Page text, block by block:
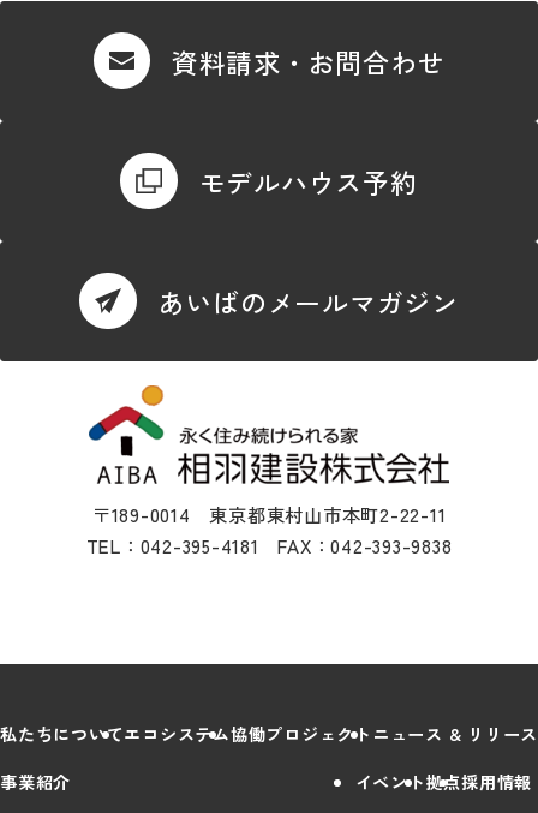
資料請求・お問合わせ
モデルハウス予約
あいばのメールマガジン
〒189-0014 東京都東村山市本町2-22-11
TEL：042-395-4181 FAX：042-393-9838
私たちについてエコシステム協働プロジェクト ニュース & リリース
事業紹介
イベント拠点採用情報